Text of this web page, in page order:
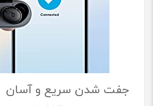
جفت شدن سریع و آسان